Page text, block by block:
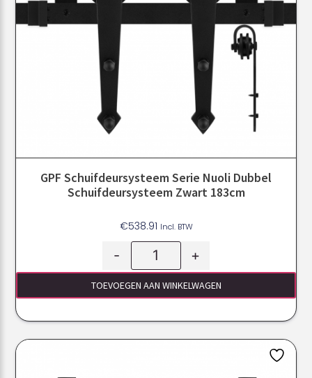
GPF Schuifdeursysteem Serie Nuoli Dubbel
Schuifdeursysteem Zwart 183cm
€538.91 Incl. BTW
- +
TOEVOEGEN AAN WINKELWAGEN